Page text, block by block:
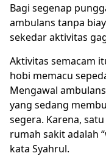
Bagi segenap
ambulans tanpa
sekedar aktivitas
Aktivitas semacam
hobi memacu
Mengawal
yang sedang
segera. Karena,
rumah sakit adalah
kata Syahrul.